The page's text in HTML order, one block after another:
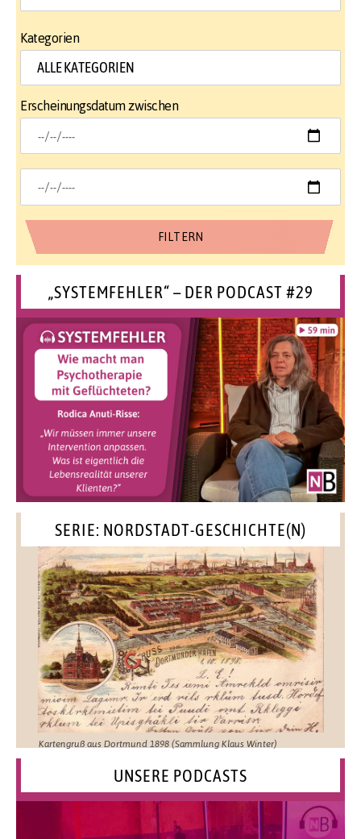
Kategorien
Erscheinungsdatum zwischen
„SYSTEMFEHLER“ – DER PODCAST #29
SERIE: NORDSTADT-GESCHICHTE(N)
Kartengruß aus Dortmund 1898 (Sammlung Klaus Winter)
UNSERE PODCASTS